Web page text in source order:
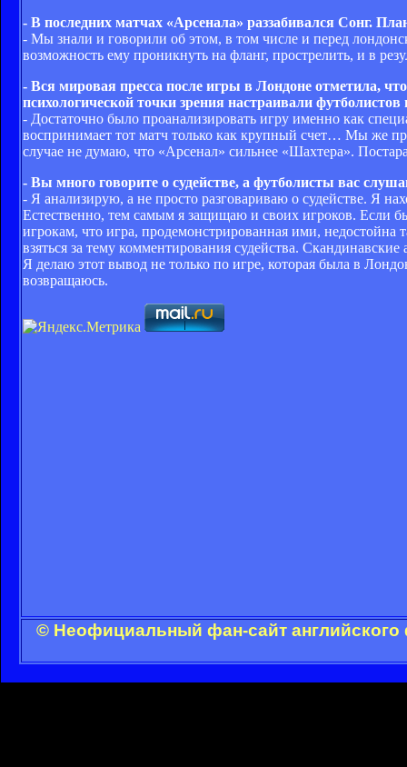
- В последних матчах «Арсенала» раззабивался Сонг.
- Мы знали и говорили об этом, в том числе и перед
возможность ему проникнуть на фланг, прострелить, и в
- Вся мировая пресса после игры в Лондоне отметила,
психологической точки зрения настраивали
- Достаточно было проанализировать игру именно как
воспринимает тот матч только как крупный счет… Мы же
случае не думаю, что «Арсенал» сильнее «Шахтера».
- Вы много говорите о судействе, а футболисты вас
- Я анализирую, а не просто разговариваю о судействе. Я
Естественно, тем самым я защищаю и своих игроков. Если
игрокам, что игра, продемонстрированная ими, недостойна
взяться за тему комментирования судейства.
Я делаю этот вывод не только по игре, которая была в
возвращаюсь.
© Неофициальный фан-сайт английского